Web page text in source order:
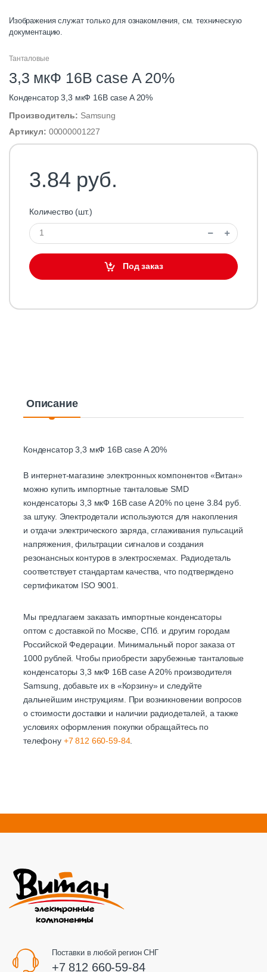
Изображения служат только для ознакомления, см. техническую
документацию.
Танталовые
3,3 мкФ 16В case A 20%
Конденсатор 3,3 мкФ 16В case A 20%
Производитель: Samsung
Артикул: 00000001227
3.84 руб.
Количество (шт.)
Под заказ
Описание
Конденсатор 3,3 мкФ 16В case A 20%
В интернет-магазине электронных компонентов «Витан»
можно купить импортные танталовые SMD
конденсаторы 3,3 мкФ 16В case A 20% по цене 3.84 руб.
за штуку. Электродетали используются для накопления
и отдачи электрического заряда, сглаживания пульсаций
напряжения, фильтрации сигналов и создания
резонансных контуров в электросхемах. Радиодеталь
соответствует стандартам качества, что подтверждено
сертификатом ISO 9001.
Мы предлагаем заказать импортные конденсаторы
оптом с доставкой по Москве, СПб. и другим городам
Российской Федерации. Минимальный порог заказа от
1000 рублей. Чтобы приобрести зарубежные танталовые
конденсаторы 3,3 мкФ 16В case A 20% производителя
Samsung, добавьте их в «Корзину» и следуйте
дальнейшим инструкциям. При возникновении вопросов
о стоимости доставки и наличии радиодеталей, а также
условиях оформления покупки обращайтесь по
телефону +7 812 660-59-84.
Поставки в любой регион СНГ
+7 812 660-59-84